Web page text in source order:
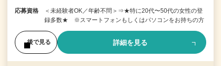
応募資格
＜未経験者OK／年齢不問＞⇒★特に20代〜50代の女性の登
録多数★ ※スマートフォンもしくはパソコンをお持ちの方
後で見る 詳細を見る